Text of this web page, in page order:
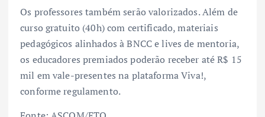
Os professores também serão valorizados. Além de
curso gratuito (40h) com certificado, materiais
pedagógicos alinhados à BNCC e lives de mentoria,
os educadores premiados poderão receber até R$ 15
mil em vale-presentes na plataforma Viva!,
conforme regulamento.